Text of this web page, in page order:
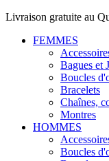
Livraison gratuite au
FEMMES
Bagues et
Boucles
Bracelets
Chaînes,
Montres
HOMMES
Boucles